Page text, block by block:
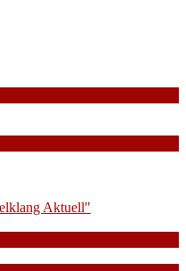
Aktuell"